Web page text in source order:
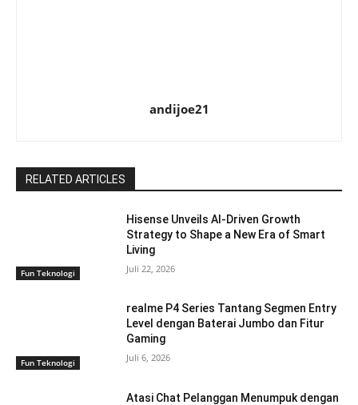
andijoe21
RELATED ARTICLES
Fun Teknologi
Hisense Unveils AI-Driven Growth
Strategy to Shape a New Era of Smart
Living
Juli 22, 2026
Fun Teknologi
realme P4 Series Tantang Segmen Entry
Level dengan Baterai Jumbo dan Fitur
Gaming
Juli 6, 2026
Atasi Chat Pelanggan Menumpuk dengan